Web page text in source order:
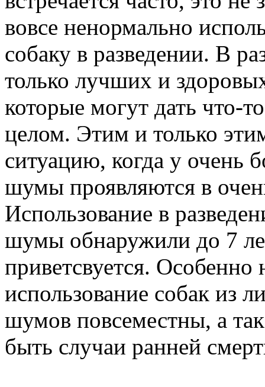
вовсе ненормально
собаку в разведении. В
только лучших и
которые могут дать что-
целом. Этим и только
ситуацию, когда у очень
шумы проявляются в
Использование в
шумы обнаружили до 7
приветсвуется. Особенно
использование собак из
шумов повсеместны, а
быть случаи ранней